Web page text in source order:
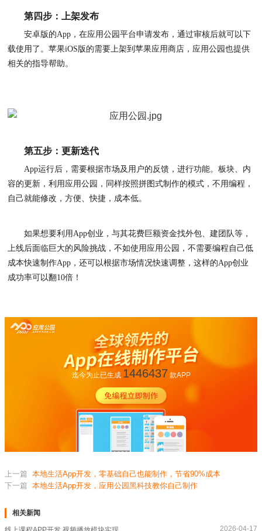
第四步：上架发布
安卓版的App，在应用公园平台申请发布，通过审核后就可以下
载使用了。苹果iOS版的需要上架到苹果应用商店，应用公园也提供
相关的指导帮助。
第五步：更新迭代
App运行后，需要根据市场及用户的反馈，进行功能。板块、内
容的更新，利用应用公园，同样按照拼图式制作的模式，不用编程，
自己就能修改，方便、快捷，成本低。
如果想要利用App创业，与其花费巨额资金找外包、建团队等，
上线后面临巨大的风险挑战，不如使用应用公园，不需要编程自己低
成本快速制作App，还可以根据市场情况快速调整，这样的App创业
成功率可以翻10倍！
迄今为止已生成 1446437 款APP
上一篇 本地生活App开发，零基础自己也能制作，节省90%成本
下一篇 本地生活App开发，应用公园黑科技教你自己制作
相关新闻
2026-04-17